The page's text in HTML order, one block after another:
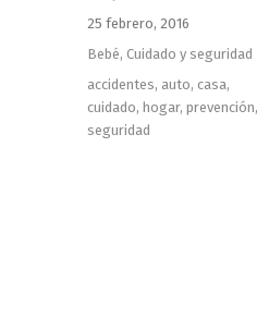
Publicado
el
25 febrero, 2016
Categorías
Bebé,Cuidado y seguridad
Etiquetas
accidentes, auto,casa,
cuidado, hogar,prevención,
seguridad